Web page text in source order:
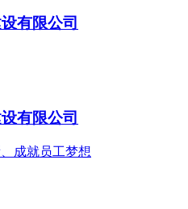
有限公司
有限公司
成就员工梦想